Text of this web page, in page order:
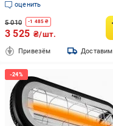
оценить
5 010 -1 485 ₴
3 525 ₴/шт.
Привезём Доставим